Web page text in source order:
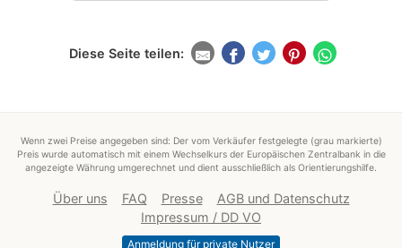
Diese Seite teilen:
Wenn zwei Preise angegeben sind: Der vom Verkäufer festgelegte (grau markierte)
Preis wurde automatisch mit einem Wechselkurs der Europäischen Zentralbank in die
angezeigte Währung umgerechnet und dient ausschließlich als Orientierungshilfe.
Über uns FAQ Presse
AGB und Datenschutz
Impressum / DD VO
Anmeldung für private Nutzer